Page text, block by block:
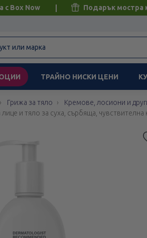
с Box Now Подарък мостра
ТРАЙНО НИСКИ ЦЕНИ
Грижа за тяло Кремове, лосиони и
и тяло за суха, сърбяща,